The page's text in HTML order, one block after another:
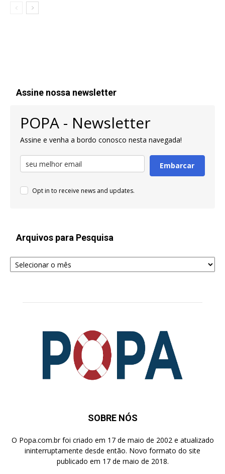
Assine nossa newsletter
POPA - Newsletter
Assine e venha a bordo conosco nesta navegada!
Embarcar
Opt in to receive news and updates.
Arquivos para Pesquisa
Arquivos
para
SOBRE NÓS
O Popa.com.br foi criado em 17 de maio de 2002 e atualizado
ininterruptamente desde então. Novo formato do site
publicado em 17 de maio de 2018.